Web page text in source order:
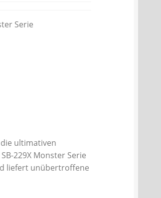
Serie
ultimativen
229X Monster Serie
liefert unübertroffene